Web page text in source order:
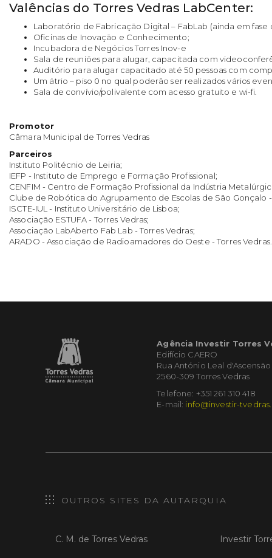
Valências do Torres Vedras LabCenter:
Laboratório de Fabricação Digital – FabLab (ainda em fase
Oficinas de Inovação e Conhecimento;
Incubadora de Negócios Torres Inov-e
Sala de reuniões para alugar, capacitada com
Auditório para alugar capacitado até 50 pessoas com
Um átrio – piso 0 no qual poderão ser realizados vários
Sala de convívio/polivalente com acesso gratuito e wi-fi.
Promotor
Câmara Municipal de Torres Vedras
Parceiros
Instituto Politécnio de Leiria;
IEFP - Instituto de Emprego e Formação Profissional;
CENFIM - Centro de Formação Profissional da Indústria
Clube de Robótica do Agrupamento de Escolas de São Gonçalo -
ISCTE-IUL - Instituto Universitário de Lisboa;
Associação ESTUFA - Torres Vedras;
Associação LabAberto Fab Lab - Torres Vedras;
ARADO - Associação de Radioamadores do Oeste - Torres Vedras.
Agência Investir Torres
Edifício CAERO
Rua António Leal d'Ascensão
2560-309 Torres Vedras
Telefone: +351 261 310 418
E-mail: info@investir-
OUTROS SITES DA AUTARQUIA
C. M. de Torres Vedras Investir